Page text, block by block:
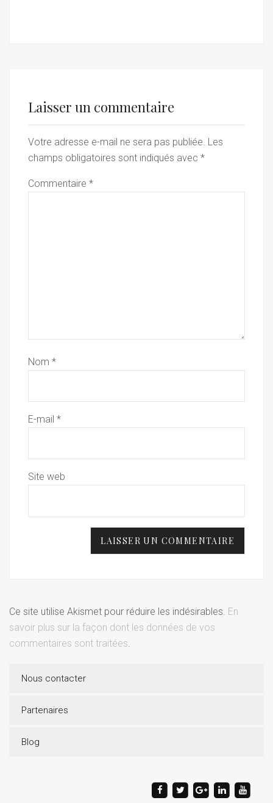
Laisser un commentaire
Votre adresse e-mail ne sera pas publiée. Les
champs obligatoires sont indiqués avec *
Commentaire *
Nom *
E-mail *
Site web
Ce site utilise Akismet pour réduire les indésirables. En
savoir plus sur la façon dont les données de vos
commentaires sont traitées.
Nous contacter
Partenaires
Blog